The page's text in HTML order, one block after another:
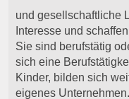
und gesellschaftliche
Interesse und
Sie sind berufstätig
sich eine
Kinder, bilden sich
eigenes Unternehmen.